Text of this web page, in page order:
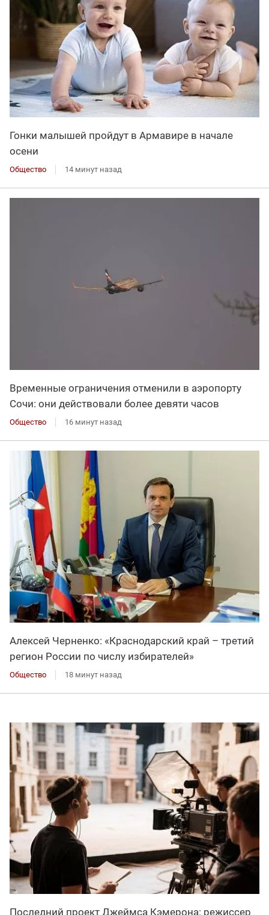
Гонки малышей пройдут в Армавире в начале
осени
Общество 14 минут назад
Временные ограничения отменили в аэропорту
Сочи: они действовали более девяти часов
Общество 16 минут назад
Алексей Черненко: «Краснодарский край – третий
регион России по числу избирателей»
Общество 18 минут назад
Последний проект Джеймса Кэмерона: режиссер